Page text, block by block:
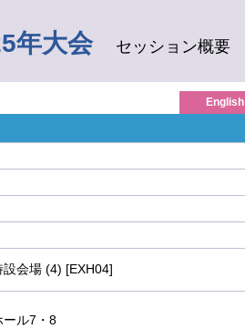
年大会 セッション概要
English
設会場 (4) [EXH04]
ール7・8